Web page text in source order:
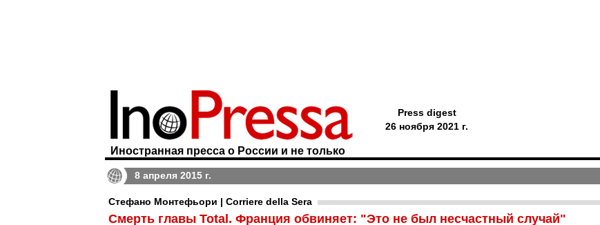
Иностранная пресса о России и не только
Press digest
26 ноября 2021 г.
8 апреля 2015 г.
Стефано Монтефьори | Corriere della Sera
Смерть главы Total. Франция обвиняет: "Это не был несчастный случай"